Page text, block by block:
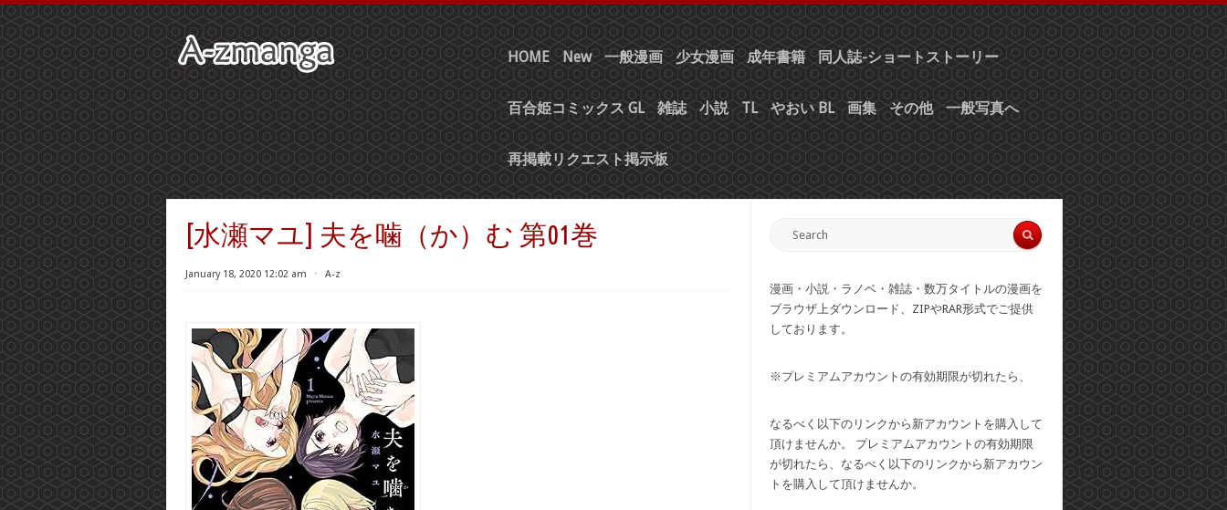
HOME New 一般漫画 少女漫画 成年書籍 同人誌-ショートストーリー
百合姫コミックス GL 雑誌 小説 TL やおい BL 画集 その他 一般写真へ
再掲載リクエスト掲示板
[水瀬マユ] 夫を噛（か）む 第01巻
January 18, 2020 12:02 am ⋅ A-z
漫画・小説・ラノベ・雑誌・数万タイトルの漫画を
ブラウザ上ダウンロード、ZIPやRAR形式でご提供
しております。
※プレミアムアカウントの有効期限が切れたら、
なるべく以下のリンクから新アカウントを購入して
頂けませんか。 プレミアムアカウントの有効期限
が切れたら、なるべく以下のリンクから新アカウン
トを購入して頂けませんか。